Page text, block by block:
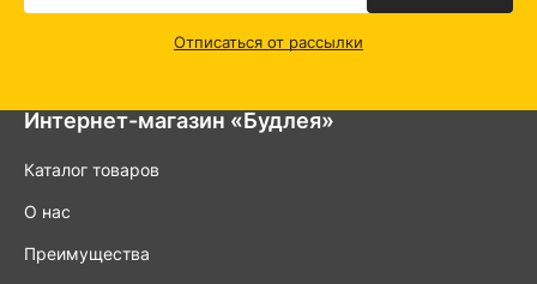
Интернет-магазин «Будлея»
Каталог товаров
О нас
Преимущества
Отписаться от рассылки